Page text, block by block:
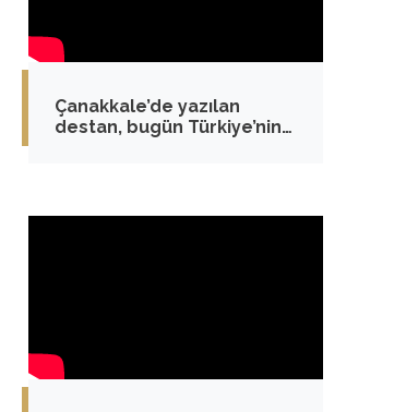
Çanakkale’de yazılan
destan, bugün Türkiye’nin